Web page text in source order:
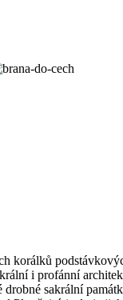
korálků
i profánní
sakrální